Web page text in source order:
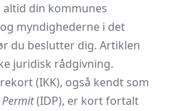
din kommunes
myndighederne i det
du beslutter dig. Artiklen
juridisk rådgivning.
(IKK), også kendt som
(IDP), er kort fortalt